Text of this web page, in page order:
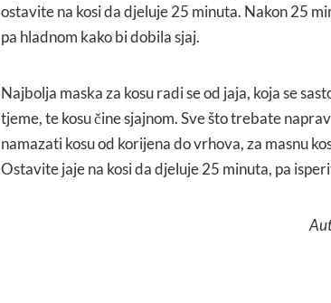
ostavite na kosi da djeluje 25 minuta. Nakon 25
pa hladnom kako bi dobila sjaj.
Najbolja maska za kosu radi se od jaja, koja se
tjeme, te kosu čine sjajnom. Sve što trebate
namazati kosu od korijena do vrhova, za masnu
Ostavite jaje na kosi da djeluje 25 minuta, pa